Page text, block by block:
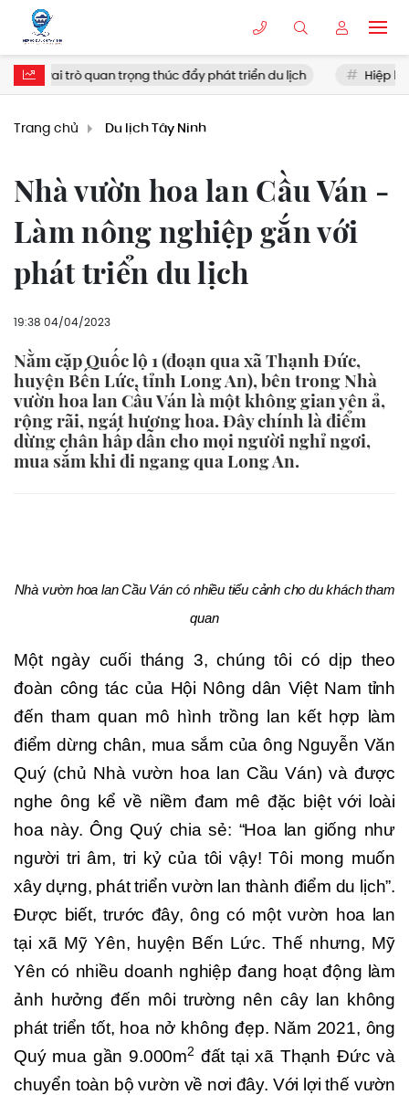
trò quan trọng thúc đẩy phát triển du lịch Hiệp hội Du lịch
Trang chủ Du lịch Tây Ninh
Nhà vườn hoa lan Cầu Ván -
Làm nông nghiệp gắn với
phát triển du lịch
19:38 04/04/2023
Nằm cặp Quốc lộ 1 (đoạn qua xã Thạnh Đức,
huyện Bến Lức, tỉnh Long An), bên trong Nhà
vườn hoa lan Cầu Ván là một không gian yên ả,
rộng rãi, ngát hương hoa. Đây chính là điểm
dừng chân hấp dẫn cho mọi người nghỉ ngơi,
mua sắm khi đi ngang qua Long An.
Nhà vườn hoa lan Cầu Ván có nhiều tiểu cảnh cho du khách tham
quan
Một ngày cuối tháng 3, chúng tôi có dịp theo
đoàn công tác của Hội Nông dân Việt Nam tỉnh
đến tham quan mô hình trồng lan kết hợp làm
điểm dừng chân, mua sắm của ông Nguyễn Văn
Quý (chủ Nhà vườn hoa lan Cầu Ván) và được
nghe ông kể về niềm đam mê đặc biệt với loài
hoa này. Ông Quý chia sẻ: “Hoa lan giống như
người tri âm, tri kỷ của tôi vậy! Tôi mong muốn
xây dựng, phát triển vườn lan thành điểm du lịch”.
Được biết, trước đây, ông có một vườn hoa lan
tại xã Mỹ Yên, huyện Bến Lức. Thế nhưng, Mỹ
Yên có nhiều doanh nghiệp đang hoạt động làm
ảnh hưởng đến môi trường nên cây lan không
phát triển tốt, hoa nở không đẹp. Năm 2021, ông
Quý mua gần 9.000m2 đất tại xã Thạnh Đức và
chuyển toàn bộ vườn về nơi đây. Với lợi thế vườn